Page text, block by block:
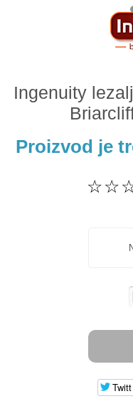
Ingenuity
Proizvod je
☆
☆
Twitt